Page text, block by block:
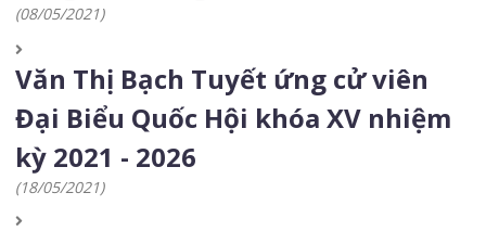
(08/05/2021)
Văn Thị Bạch Tuyết ứng cử viên
Đại Biểu Quốc Hội khóa XV nhiệm
kỳ 2021 - 2026
(18/05/2021)